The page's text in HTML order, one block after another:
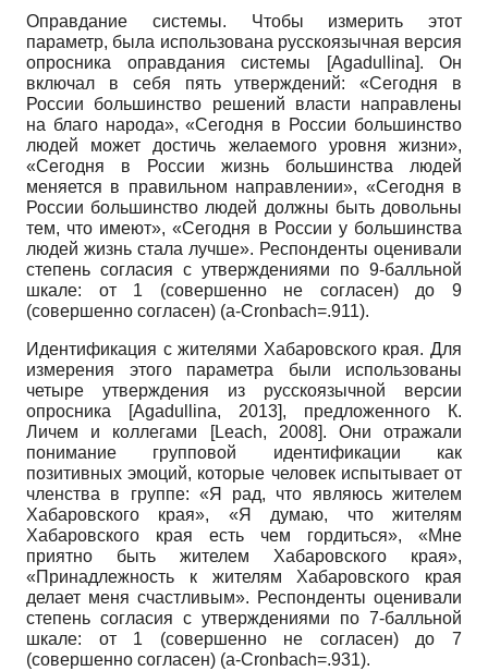
Оправдание системы. Чтобы измерить этот
параметр, была использована русскоязычная версия
опросника оправдания системы
[Agadullina]. Он
включал в себя пять утверждений: «Сегодня в
России большинство решений власти направлены
на благо народа», «Сегодня в России большинство
людей может достичь желаемого уровня жизни»,
«Сегодня в России жизнь большинства людей
меняется в правильном направлении», «Сегодня в
России большинство людей должны быть довольны
тем, что имеют», «Сегодня в России у большинства
людей жизнь стала лучше». Респонденты оценивали
степень согласия с утверждениями по 9-балльной
шкале: от 1 (совершенно не согласен) до 9
(совершенно согласен) (a-Cronbach=.911).
Идентификация с жителями Хабаровского края. Для
измерения этого параметра были использованы
четыре утверждения из русскоязычной версии
опросника
[Agadullina, 2013], предложенного К.
Личем и коллегами
[Leach, 2008]. Они отражали
понимание групповой идентификации как
позитивных эмоций, которые человек испытывает от
членства в группе: «Я рад, что являюсь жителем
Хабаровского края», «Я думаю, что жителям
Хабаровского края есть чем гордиться», «Мне
приятно быть жителем Хабаровского края»,
«Принадлежность к жителям Хабаровского края
делает меня счастливым». Респонденты оценивали
степень согласия с утверждениями по 7-балльной
шкале: от 1 (совершенно не согласен) до7
(совершенно согласен) (a-Cronbach=.931).